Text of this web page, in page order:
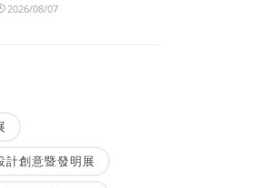
2026/08/07
計創意暨發明展